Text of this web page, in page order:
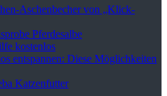
Aschenbecher von „Klick-
Pferdesalbe
kostenlos
entspannen: Diese Möglichkeiten
Katzenfutter